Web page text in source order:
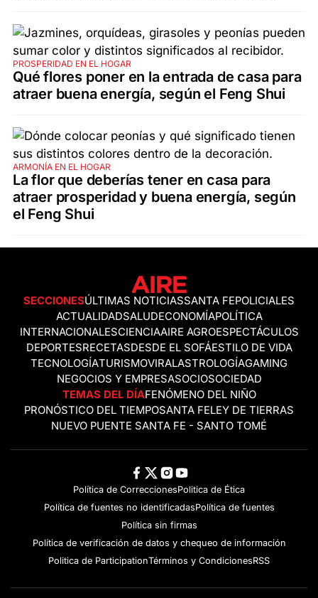
PROSPERIDAD EN EL HOGAR
Qué flores poner en la entrada de casa para
atraer buena energía, según el Feng Shui
ARMONÍA EN EL HOGAR
La flor que deberías tener en casa para
atraer prosperidad y buena energía, según
el Feng Shui
SECCIONESÚLTIMAS NOTICIASSANTA FEPOLICIALES
ACTUALIDADSALUDECONOMÍAPOLÍTICA
INTERNACIONALESCIENCIAAIRE AGROESPECTÁCULOS
DEPORTESRECETASDESDE EL SOFÁESTILO DE VIDA
TECNOLOGÍATURISMOVIRALASTROLOGÍAGAMING
NEGOCIOS Y EMPRESASOCIOSOCIEDAD
TEMAS DEL DÍAFENÓMENO DEL NIÑO
PRONÓSTICO DEL TIEMPOSANTA FELEY DE TIERRAS
NUEVO PUENTE SANTA FE - SANTO TOMÉ
Política de CorreccionesPolitica de Ética
Política de fuentes no identificadasPolítica de fuentes
Política sin firmas
Política de verificación de datos y chequeo de información
Politica de ParticipationTérminos y CondicionesRSS